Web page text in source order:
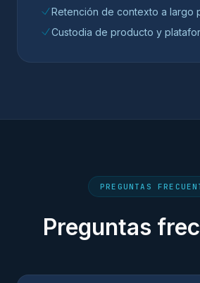
Retención de contexto a largo
Custodia de producto y
PREGUNTAS
Preguntas